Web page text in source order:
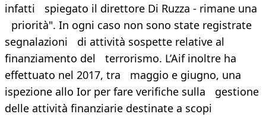
infatti spiegato il direttore Di Ruzza - rimane una
priorità". In ogni caso non sono state registrate
segnalazioni di attività sospette relative al
finanziamento del terrorismo. L’Aif inoltre ha
effettuato nel 2017, tra maggio e giugno, una
ispezione allo Ior per fare verifiche sulla gestione
delle attività finanziarie destinate a scopi